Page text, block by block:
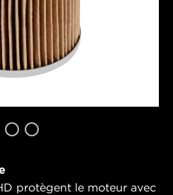
protègent le moteur avec